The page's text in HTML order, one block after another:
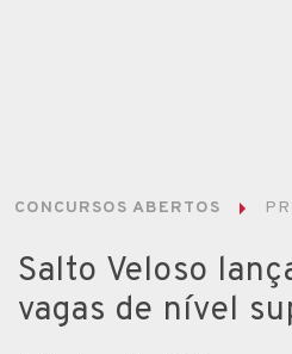
CONCURSOS ABERTOS
Salto Veloso
vagas de nível